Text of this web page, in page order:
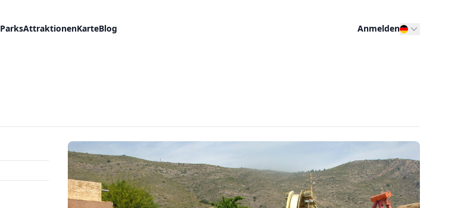
ParksAttraktionenKarteBlog Anmelden